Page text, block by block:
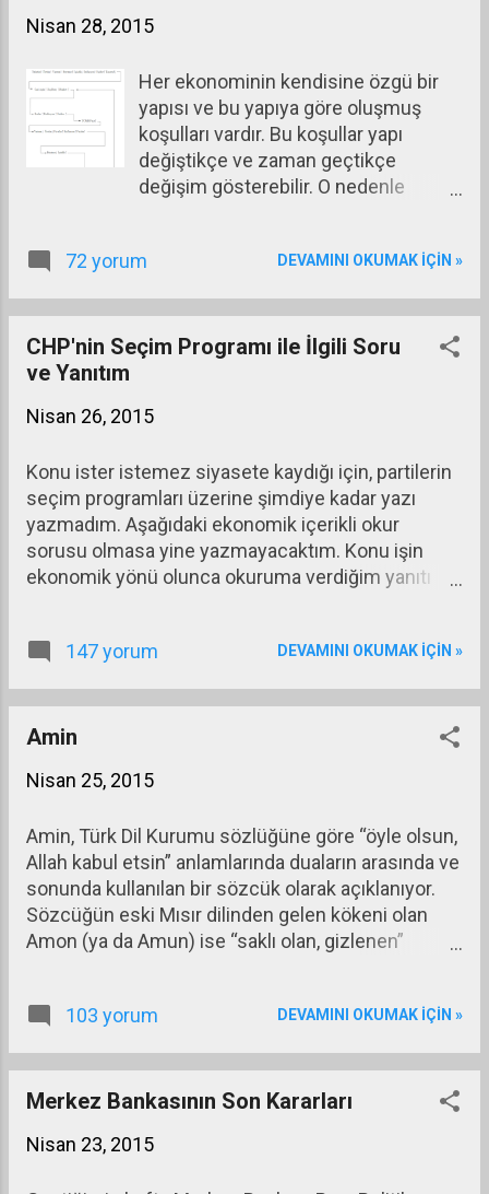
tablo da 2014 yılı verileridir (kaynak: www.imf.org
development-index-and-its-components )
Nisan 28, 2015
Her ekonominin kendisine özgü bir
yapısı ve bu yapıya göre oluşmuş
koşulları vardır. Bu koşullar yapı
değiştikçe ve zaman geçtikçe
değişim gösterebilir. O nedenle
ekonomiler açısından farklılıklar
ilişkiler aynı ekonomi içinde de farklı
görünümlere bürünebilir. Burada
ekonomik göstergeler arasındaki
çalışacağım.
72 yorum DEVAMINI OKUMAK IÇIN »
CHP'nin Seçim Programı ile İlgili Soru
ve Yanıtım
Nisan 26, 2015
Konu ister istemez siyasete kaydığı için, partilerin
seçim programları üzerine şimdiye kadar yazı
yazmadım. Aşağıdaki ekonomik içerikli okur
sorusu olmasa yine yazmayacaktım. Konu işin
ekonomik yönü olunca okuruma verdiğim yanıtı
147 yorum
DEVAMINI OKUMAK IÇIN »
Amin
Nisan 25, 2015
Amin, Türk Dil Kurumu sözlüğüne göre “öyle olsun,
Allah kabul etsin” anlamlarında duaların arasında ve
sonunda kullanılan bir sözcük olarak açıklanıyor.
Sözcüğün eski Mısır dilinden gelen kökeni olan
Amon (ya da Amun) ise “saklı olan, gizlenen”
103 yorum
DEVAMINI OKUMAK IÇIN »
Merkez Bankasının Son Kararları
Nisan 23, 2015